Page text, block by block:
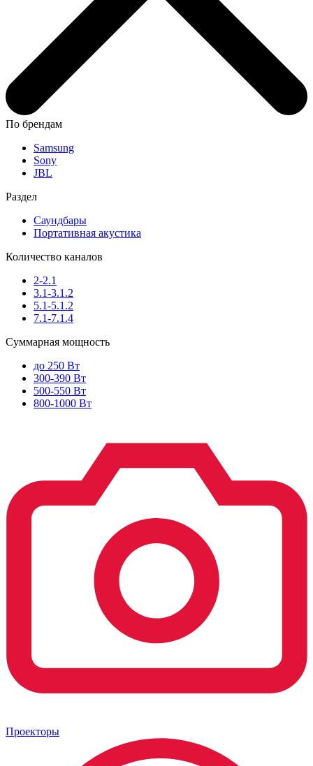
По брендам
Samsung
Sony
JBL
Раздел
Саундбары
Портативная акустика
Количество каналов
2-2.1
3.1-3.1.2
5.1-5.1.2
7.1-7.1.4
Суммарная мощность
до 250 Вт
300-390 Вт
500-550 Вт
800-1000 Вт
Проекторы